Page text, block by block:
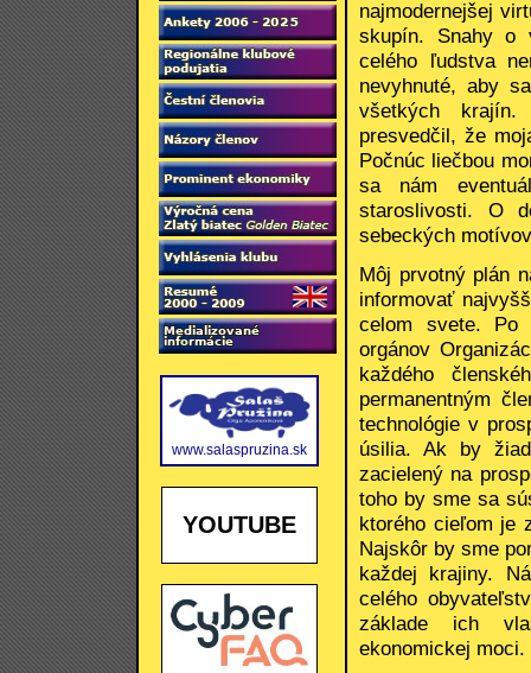
www.salaspruzina.sk
YOUTUBE
najmodernejšej
skupín. Snahy o
celého ľudstva
nevyhnuté, aby
všetkých krajín.
presvedčil, že
Počnúc liečbou
sa nám
staroslivosti. O
sebeckých
Môj prvotný plán
informovať
celom svete. Po
orgánov
každého
permanentným
technológie v
úsilia. Ak by
zacielený na
toho by sme sa
ktorého cieľom je
Najskôr by sme
každej krajiny.
celého
základe ich
ekonomickej moci.